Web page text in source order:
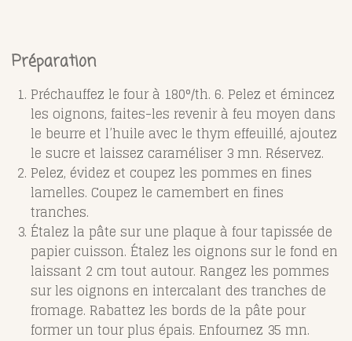
Préparation
Préchauffez le four à 180°/th. 6. Pelez et émincez
les oignons, faites-les revenir à feu moyen dans
le beurre et l’huile avec le thym effeuillé, ajoutez
le sucre et laissez caraméliser 3 mn. Réservez.
Pelez, évidez et coupez les pommes en fines
lamelles. Coupez le camembert en fines
tranches.
Étalez la pâte sur une plaque à four tapissée de
papier cuisson. Étalez les oignons sur le fond en
laissant 2 cm tout autour. Rangez les pommes
sur les oignons en intercalant des tranches de
fromage. Rabattez les bords de la pâte pour
former un tour plus épais. Enfournez 35 mn.